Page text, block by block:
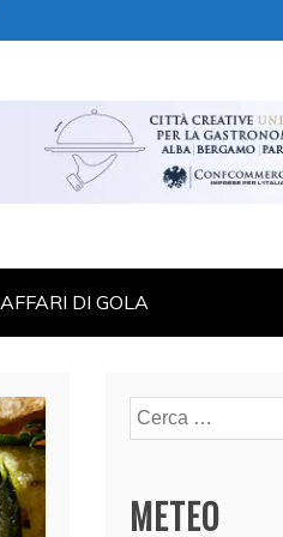
AFFARI DI GOLA
Ricerca
per:
METEO